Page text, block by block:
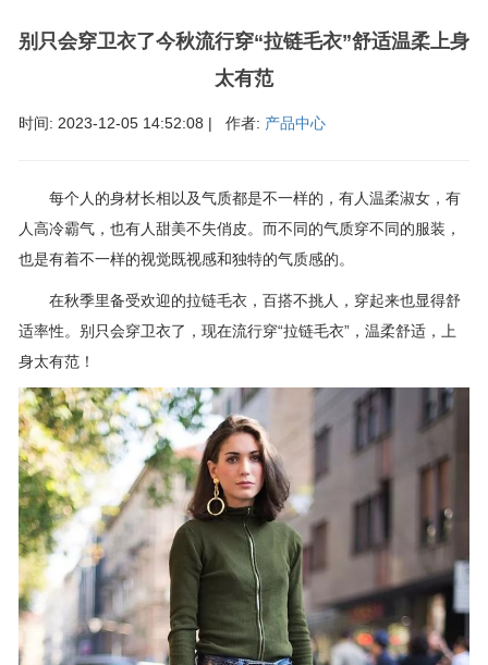
别只会穿卫衣了今秋流行穿“拉链毛衣”舒适温柔上身
太有范
时间: 2023-12-05 14:52:08 | 作者: 产品中心
每个人的身材长相以及气质都是不一样的，有人温柔淑女，有
人高冷霸气，也有人甜美不失俏皮。而不同的气质穿不同的服装，
也是有着不一样的视觉既视感和独特的气质感的。
在秋季里备受欢迎的拉链毛衣，百搭不挑人，穿起来也显得舒
适率性。别只会穿卫衣了，现在流行穿“拉链毛衣”，温柔舒适，上
身太有范！